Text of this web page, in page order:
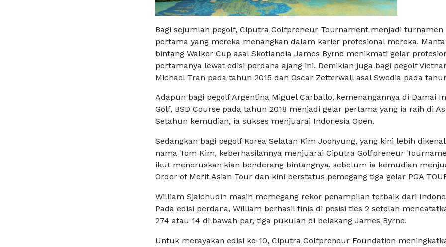
Bagi sejumlah pegolf, Ciputra Golfpreneur Tournament menjadi turnamen
pertama yang mereka menangkan dalam karier profesional mereka.
bintang Walker Cup asal Skotlandia James Byrne menikmati gelar
pertamanya lewat edisi perdana ajang ini. Demikian juga bagi pegolf
Michael Tran pada tahun 2015 dan Oscar Zetterwall asal Swedia pada
Adapun bagi pegolf Argentina Miguel Carballo, kemenangannya di Damai
Golf, BSD Course pada tahun 2018 menjadi gelar pertama yang ia raih di
Setahun kemudian, ia sukses menjuarai Indonesia Open.
Sedangkan bagi pegolf Korea Selatan Kim Joohyung, yang kini lebih
nama Tom Kim, keberhasilannya menjuarai Ciputra Golfpreneur
ikut meneruskan kian benderang bintangnya, sebelum ia kemudian
Order of Merit Asian Tour dan kini berstatus pemegang tiga gelar PGA
William Sjaichudin masih memegang rekor penampilan terbaik dari
Pada edisi perdana, William berhasil finis di posisi ties 2 setelah
274 atau 14 di bawah par, tiga pukulan di belakang James Byrne.
Untuk merayakan edisi ke-10, Ciputra Golfpreneur Foundation